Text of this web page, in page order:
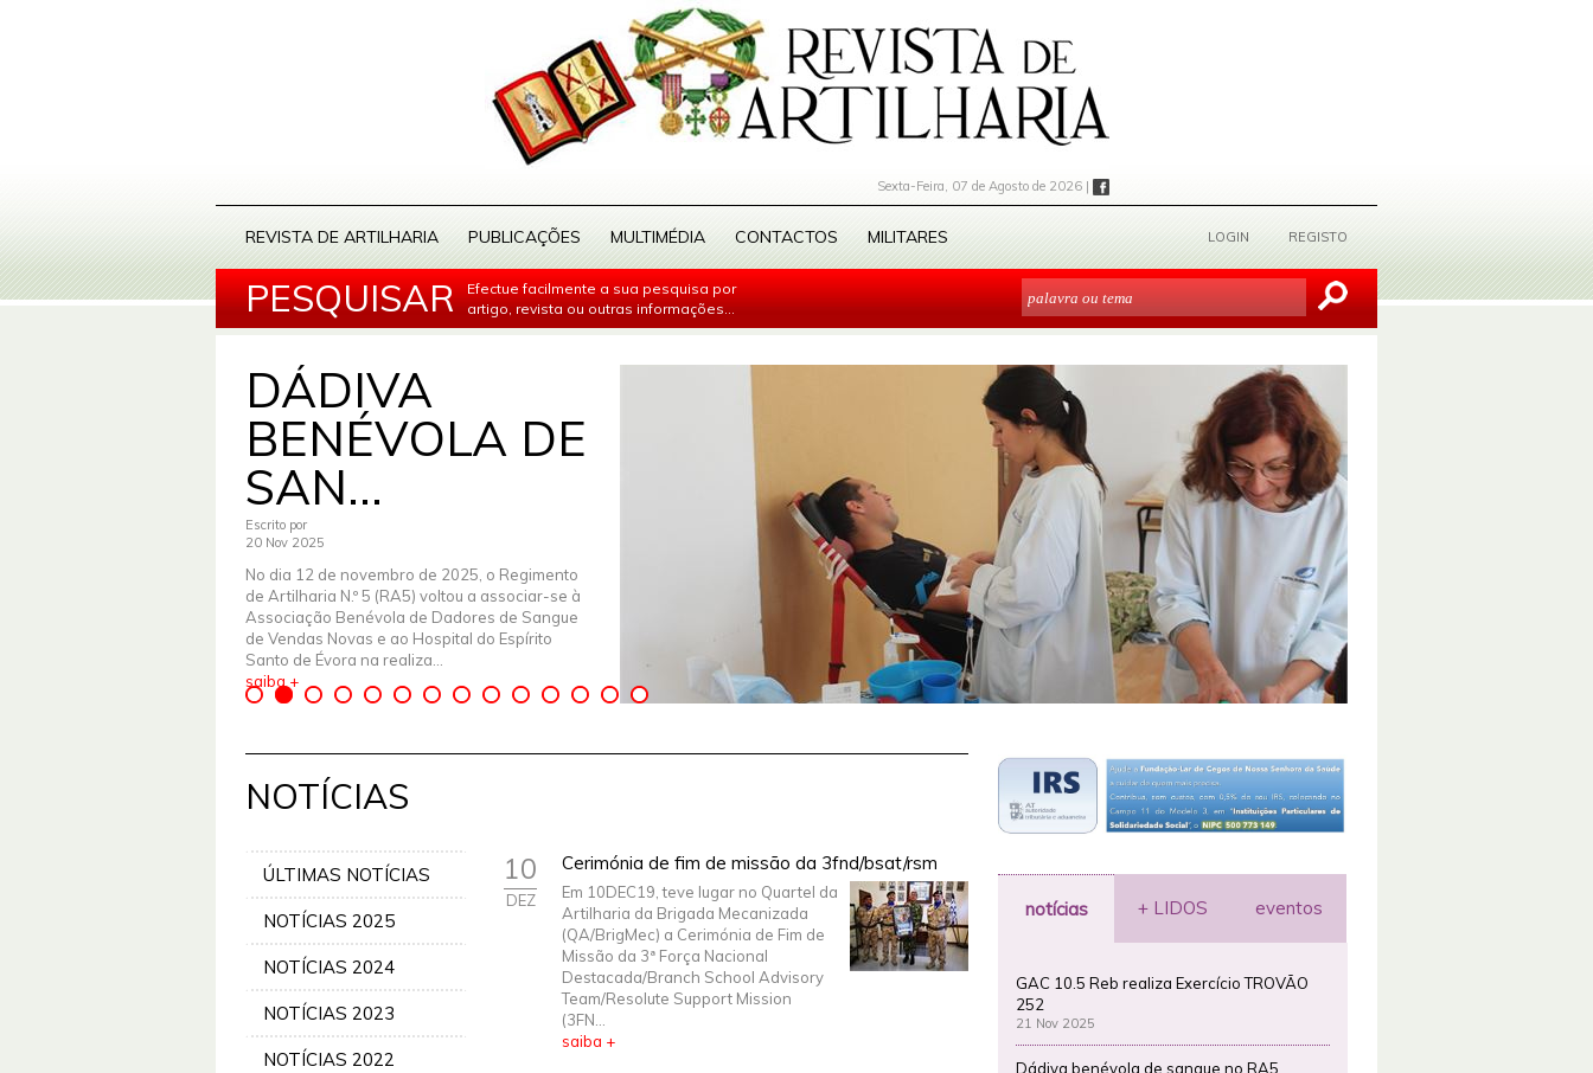
Sexta-Feira, 07 de Agosto de 2026 |
REVISTA DE ARTILHARIA PUBLICAÇÕES MULTIMÉDIA CONTACTOS MILITARES LOGIN REGISTO
PESQUISAR
Efectue facilmente a sua pesquisa por
artigo, revista ou outras informações...
DÁDIVA
BENÉVOLA DE
SAN...
Escrito por
20 Nov 2025
No dia 12 de novembro de 2025, o Regimento
de Artilharia N.º 5 (RA5) voltou a associar-se à
Associação Benévola de Dadores de Sangue
de Vendas Novas e ao Hospital do Espírito
Santo de Évora na realiza...
saiba +
NOTÍCIAS
ÚLTIMAS NOTÍCIAS
NOTÍCIAS 2025
NOTÍCIAS 2024
NOTÍCIAS 2023
NOTÍCIAS 2022
10
DEZ
Cerimónia de fim de missão da 3fnd/bsat/rsm
Em 10DEC19, teve lugar no Quartel da
Artilharia da Brigada Mecanizada
(QA/BrigMec) a Cerimónia de Fim de
Missão da 3ª Força Nacional
Destacada/Branch School Advisory
Team/Resolute Support Mission
(3FN...
saiba +
notícias + LIDOS eventos
GAC 10.5 Reb realiza Exercício TROVÃO
252
21 Nov 2025
Dádiva benévola de sangue no RA5